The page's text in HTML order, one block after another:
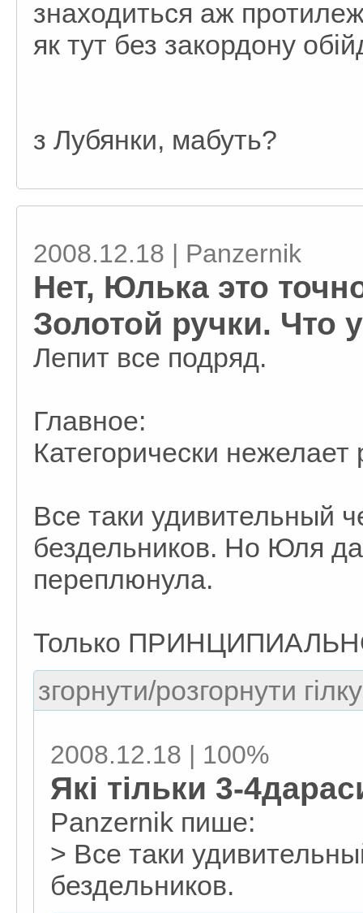
знаходиться аж
як тут без закордону
з Лубянки, мабуть?
2008.12.18 | Panzernik
Нет, Юлька это
Золотой ручки. Что
Лепит все подряд.
Главное:
Категорически нежелает
Все таки удивительный
бездельников. Но Юля
переплюнула.
Только
згорнути/розгорнути
2008.12.18 | 100%
Які тільки 3-
Panzernik пише:
> Все таки
бездельников.